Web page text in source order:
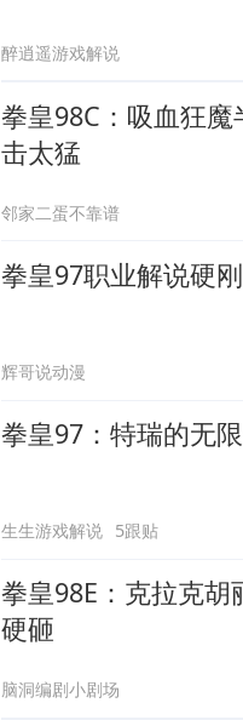
醉逍遥游戏解说
拳皇98C：吸血狂
击太猛
邻家二蛋不靠谱
拳皇97职业解说硬
辉哥说动漫
拳皇97：特瑞的无
生生游戏解说 5跟贴
拳皇98E：克拉克
硬砸
脑洞编剧小剧场